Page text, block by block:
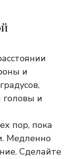
и
головы и
пор, пока
Медленно
Сделайте